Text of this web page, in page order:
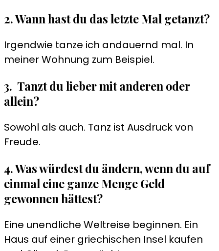
2. Wann hast du das letzte Mal getanzt?
Irgendwie tanze ich andauernd mal. In
meiner Wohnung zum Beispiel.
3. Tanzt du lieber mit anderen oder
allein?
Sowohl als auch. Tanz ist Ausdruck von
Freude.
4. Was würdest du ändern, wenn du auf
einmal eine ganze Menge Geld
gewonnen hättest?
Eine unendliche Weltreise beginnen. Ein
Haus auf einer griechischen Insel kaufen